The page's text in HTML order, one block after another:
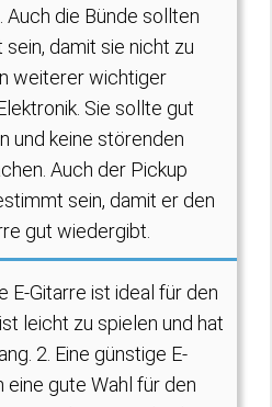
Auch die Bünde sollten
damit sie nicht zu
weiterer wichtiger
Sie sollte gut
und keine störenden
Auch der Pickup
sein, damit er den
gut wiedergibt.
E-Gitarre ist ideal für den
leicht zu spielen und hat
2. Eine günstige E-
eine gute Wahl für den